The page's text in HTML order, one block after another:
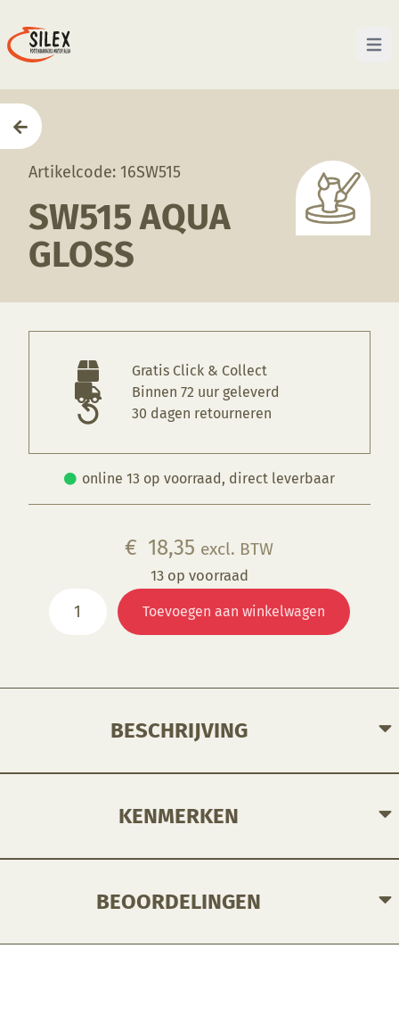
Open
Artikelcode: 16SW515
SW515 AQUA
GLOSS
Gratis Click & Collect
Binnen 72 uur geleverd
30 dagen retourneren
online 13 op voorraad, direct leverbaar
€ 18,35 excl. BTW
13 op voorraad
Aqua
Toevoegen aan winkelwagen
BESCHRIJVING
KENMERKEN
BEOORDELINGEN